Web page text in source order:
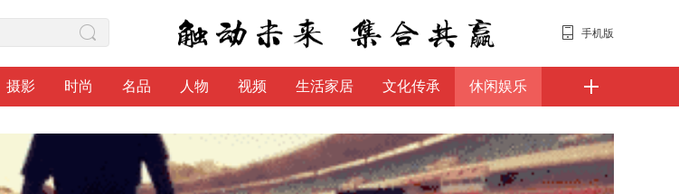
手机版
摄影 时尚 名品 人物 视频 生活家居 文化传承 休闲娱乐